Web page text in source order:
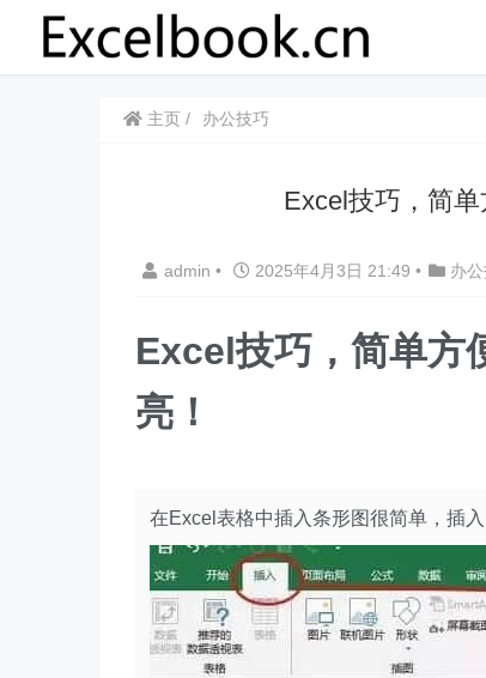
主页 办公技巧
​​Excel技巧，简
admin • 2025年4月3日 21:49 • 办
​​Excel技巧，​​简单方
亮！
在Excel表格中插入条形图很简单，插